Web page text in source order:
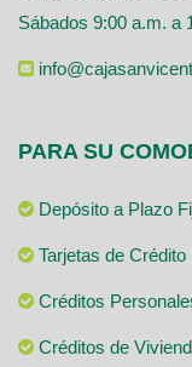
Sábados 9:00 a.m. a
PARA SU
Depósito a Plazo
Tarjetas de Crédito
Créditos
Créditos de